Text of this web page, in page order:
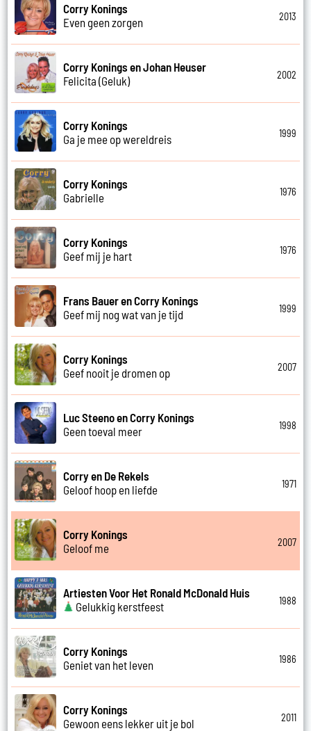
Corry Konings
Even geen zorgen
2013
Corry Konings en Johan Heuser
Felicita (Geluk)
2002
Corry Konings
Ga je mee op wereldreis
1999
Corry Konings
Gabrielle
1976
Corry Konings
Geef mij je hart
1976
Frans Bauer en Corry Konings
Geef mij nog wat van je tijd
1999
Corry Konings
Geef nooit je dromen op
2007
Luc Steeno en Corry Konings
Geen toeval meer
1998
Corry en De Rekels
Geloof hoop en liefde
1971
Corry Konings
Geloof me
2007
Artiesten Voor Het Ronald McDonald Huis
Gelukkig kerstfeest
1988
Corry Konings
Geniet van het leven
1986
Corry Konings
Gewoon eens lekker uit je bol
2011